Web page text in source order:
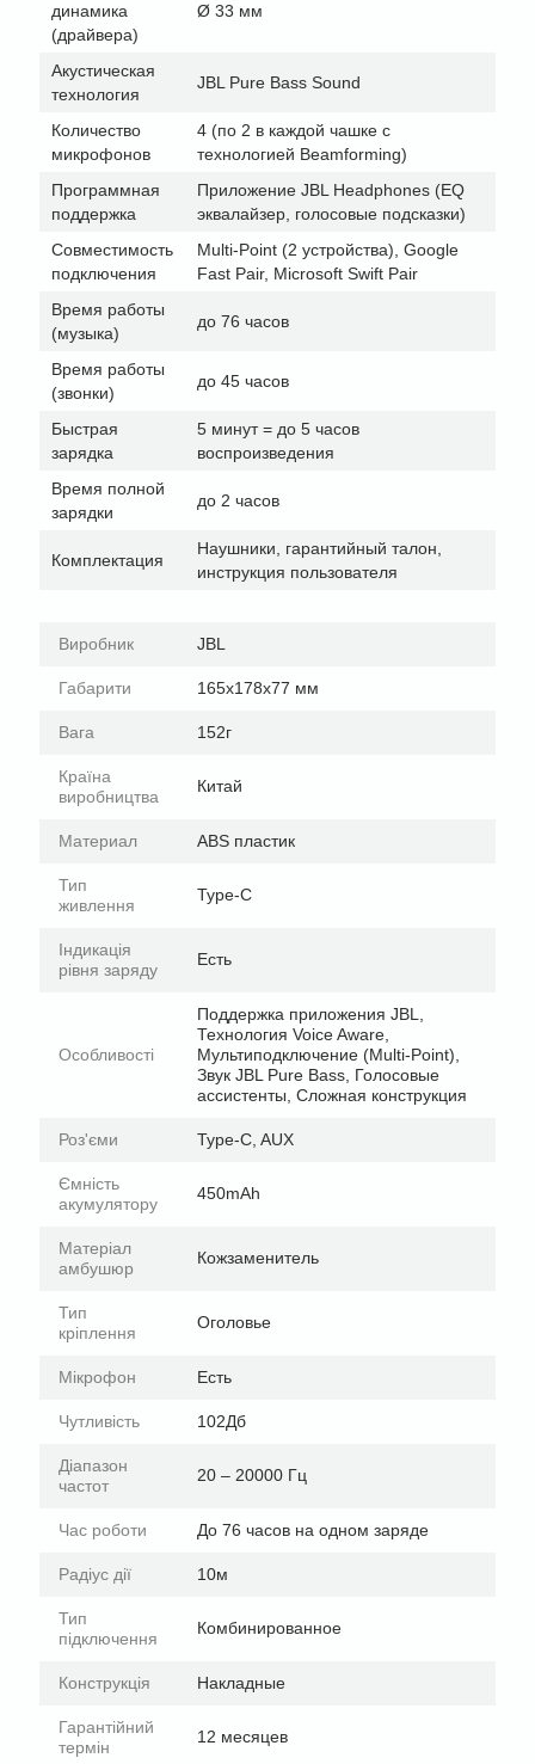
динамика
(драйвера)
Ø 33 мм
Акустическая
технология
JBL Pure Bass Sound
Количество
микрофонов
4 (по 2 в каждой чашке с
технологией Beamforming)
Программная
поддержка
Приложение JBL Headphones (EQ
эквалайзер, голосовые подсказки)
Совместимость
подключения
Multi-Point (2 устройства), Google
Fast Pair, Microsoft Swift Pair
Время работы
(музыка)
до 76 часов
Время работы
(звонки)
до 45 часов
Быстрая
зарядка
5 минут = до 5 часов
воспроизведения
Время полной
зарядки
до 2 часов
Комплектация
Наушники, гарантийный талон,
инструкция пользователя
Виробник JBL
Габарити 165x178x77 мм
Вага 152г
Країна
виробництва
Китай
Материал ABS пластик
Тип
живлення
Type-C
Індикація
рівня заряду
Есть
Особливості
Поддержка приложения JBL,
Технология Voice Aware,
Мультиподключение (Multi-Point),
Звук JBL Pure Bass, Голосовые
ассистенты, Сложная конструкция
Роз'єми Type-C, AUX
Ємність
акумулятору
450mAh
Матеріал
амбушюр
Кожзаменитель
Тип
кріплення
Оголовье
Мікрофон Есть
Чутливість 102Дб
Діапазон
частот
20 – 20000 Гц
Час роботи До 76 часов на одном заряде
Радіус дії 10м
Тип
підключення
Комбинированное
Конструкція Накладные
Гарантійний
термін
12 месяцев